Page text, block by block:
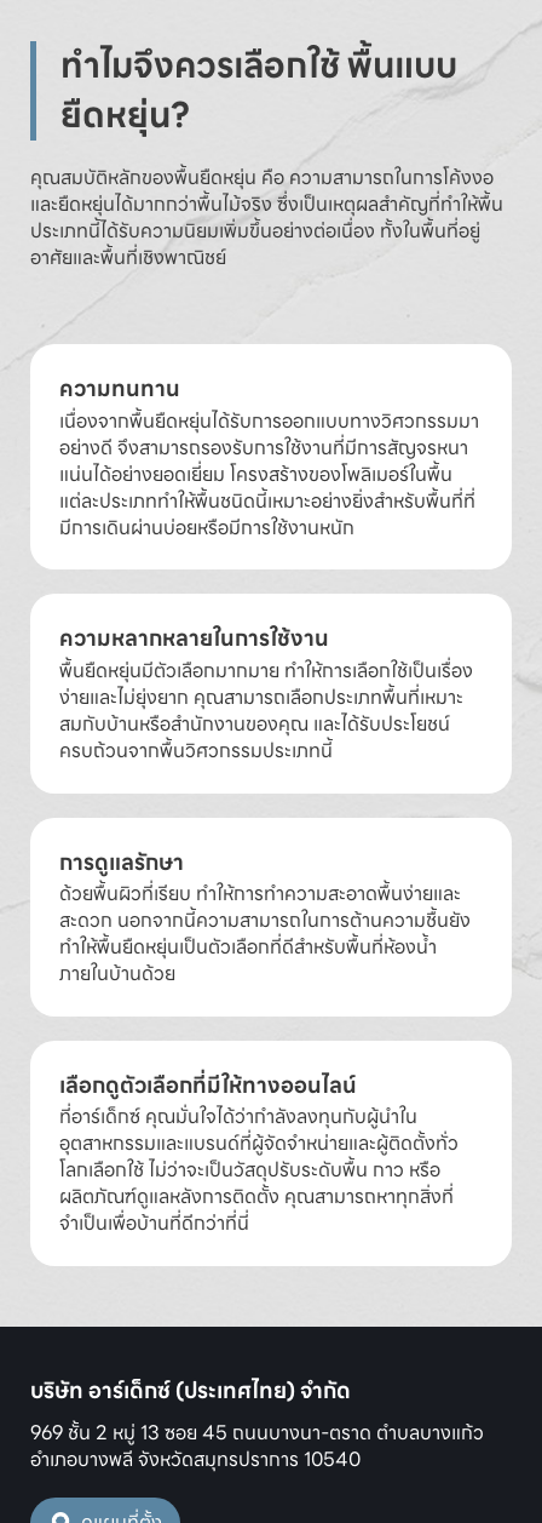
ทำไมจึงควรเลือกใช้ พื้นแบบ
ยืดหยุ่น?
คุณสมบัติหลักของพื้นยืดหยุ่น คือ ความสามารถในการโค้งงอ
และยืดหยุ่นได้มากกว่าพื้นไม้จริง ซึ่งเป็นเหตุผลสำคัญที่ทำให้พื้น
ประเภทนี้ได้รับความนิยมเพิ่มขึ้นอย่างต่อเนื่อง ทั้งในพื้นที่อยู่
อาศัยและพื้นที่เชิงพาณิชย์
ความทนทาน
เนื่องจากพื้นยืดหยุ่นได้รับการออกแบบทางวิศวกรรมมา
อย่างดี จึงสามารถรองรับการใช้งานที่มีการสัญจรหนา
แน่นได้อย่างยอดเยี่ยม โครงสร้างของโพลิเมอร์ในพื้น
แต่ละประเภททำให้พื้นชนิดนี้เหมาะอย่างยิ่งสำหรับพื้นที่ที่
มีการเดินผ่านบ่อยหรือมีการใช้งานหนัก
ความหลากหลายในการใช้งาน
พื้นยืดหยุ่นมีตัวเลือกมากมาย ทำให้การเลือกใช้เป็นเรื่อง
ง่ายและไม่ยุ่งยาก คุณสามารถเลือกประเภทพื้นที่เหมาะ
สมกับบ้านหรือสำนักงานของคุณ และได้รับประโยชน์
ครบถ้วนจากพื้นวิศวกรรมประเภทนี้
การดูแลรักษา
ด้วยพื้นผิวที่เรียบ ทำให้การทำความสะอาดพื้นง่ายและ
สะดวก นอกจากนี้ความสามารถในการต้านความชื้นยัง
ทำให้พื้นยืดหยุ่นเป็นตัวเลือกที่ดีสำหรับพื้นที่ห้องน้ำ
ภายในบ้านด้วย
เลือกดูตัวเลือกที่มีให้ทางออนไลน์
ที่อาร์เด็กซ์ คุณมั่นใจได้ว่ากำลังลงทุนกับผู้นำใน
อุตสาหกรรมและแบรนด์ที่ผู้จัดจำหน่ายและผู้ติดตั้งทั่ว
โลกเลือกใช้ ไม่ว่าจะเป็นวัสดุปรับระดับพื้น กาว หรือ
ผลิตภัณฑ์ดูแลหลังการติดตั้ง คุณสามารถหาทุกสิ่งที่
จำเป็นเพื่อบ้านที่ดีกว่าที่นี่
บริษัท อาร์เด็กซ์ (ประเทศไทย) จำกัด
969 ชั้น 2 หมู่ 13 ซอย 45 ถนนบางนา-ตราด ตำบลบางแก้ว
อำเภอบางพลี จังหวัดสมุทรปราการ 10540